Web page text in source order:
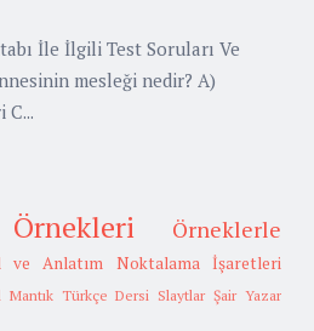
İle İlgili Test Soruları Ve
mesleği nedir? A)
C...
Örneklerle
ve Anlatım
Noktalama İşaretleri
Mantık Türkçe Dersi Slaytlar Şair Yazar